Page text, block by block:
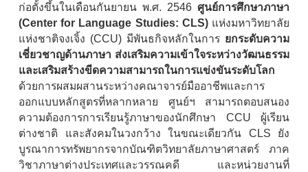
ก่อตั้งขึ้นในเดือนกันยายน พ.ศ. 2546 ศูนย์การศึกษาภาษา
(Center for Language Studies: CLS)แห่งมหาวิทยาลัย
แห่งชาติจงเจิ้ง (CCU) มีพันธกิจหลักในการ ยกระดับความ
เชี่ยวชาญด้านภาษา ส่งเสริมความเข้าใจระหว่างวัฒนธรรม
และเสริมสร้างขีดความสามารถในการแข่งขันระดับโลก
ด้วยการผสมผสานระหว่างคณาจารย์มืออาชีพและการ
ออกแบบหลักสูตรที่หลากหลาย ศูนย์ฯ สามารถตอบสนอง
ความต้องการการเรียนรู้ภาษาของนักศึกษา CCU ผู้เรียน
ต่างชาติ และสังคมในวงกว้าง ในขณะเดียวกัน CLS ยัง
บูรณาการทรัพยากรจากบัณฑิตวิทยาลัยภาษาศาสตร์ ภาค
วิชาภาษาต่างประเทศและวรรณคดี และหน่วยงานที่